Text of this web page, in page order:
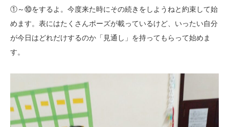
①～⑩をするよ。今度来た時にその続きをしようねと約束して始
めます。表にはたくさんポーズが載っているけど、いったい自分
が今日はどれだけするのか「見通し」を持ってもらって始めま
す。